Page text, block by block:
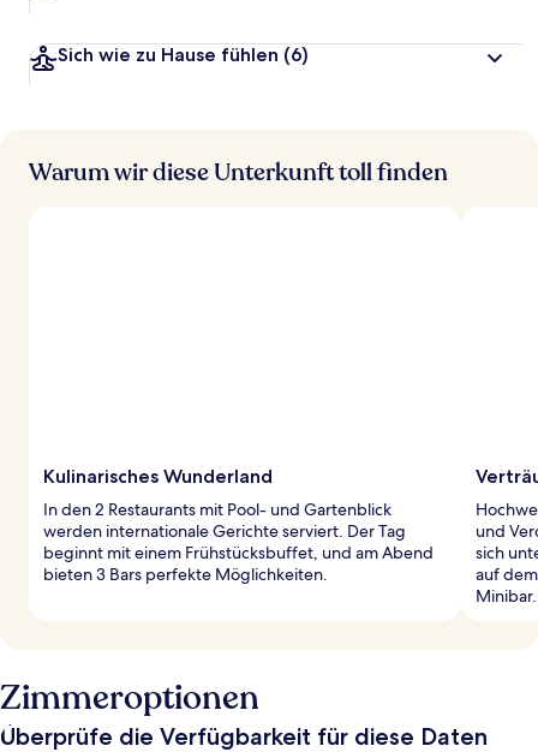
Sich wie zu Hause fühlen (6)
Warum wir diese Unterkunft toll finden
Kulinarisches Wunderland
In den 2 Restaurants mit Pool- und Gartenblick
werden internationale Gerichte serviert. Der Tag
beginnt mit einem Frühstücksbuffet, und am Abend
bieten 3 Bars perfekte Möglichkeiten.
und
sich
auf
Minibar.
Zimmeroptionen
Überprüfe die Verfügbarkeit für diese Daten